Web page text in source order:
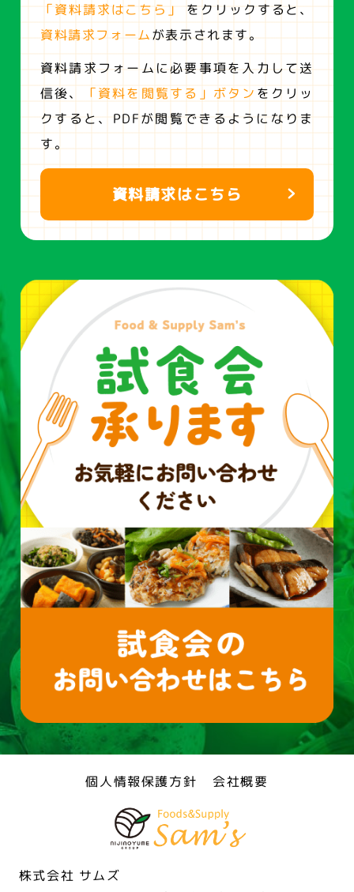
「資料請求はこちら」
をクリックすると、
資料請求フォームが表示されます。
資料請求フォームに必要事項を入力して送
信後、
「資料を閲覧する」ボタン をクリッ
クすると、 PDFが閲覧できるようになりま
す。
資料請求はこちら
個人情報保護方針 会社概要
株式会社 サムズ